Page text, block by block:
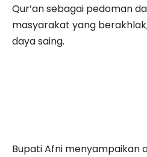
Qur’an sebagai pedoman
masyarakat yang
daya saing.
Bupati Afni menyampaikan